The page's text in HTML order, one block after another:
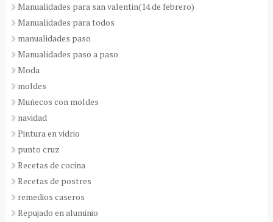
Manualidades para san valentin(14 de febrero)
Manualidades para todos
manualidades paso
Manualidades paso a paso
Moda
moldes
Muñecos con moldes
navidad
Pintura en vidrio
punto cruz
Recetas de cocina
Recetas de postres
remedios caseros
Repujado en aluminio